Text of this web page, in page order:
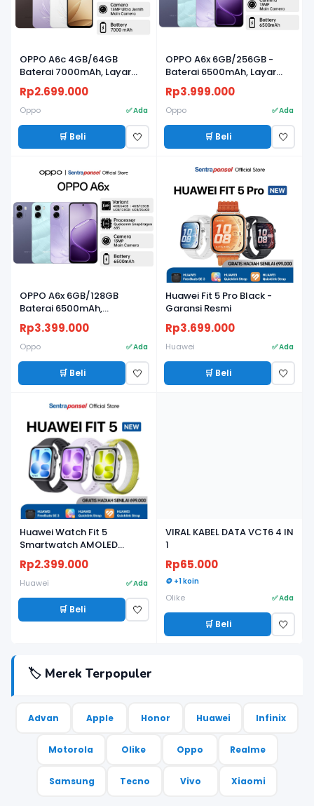
OPPO A6c 4GB/64GB
Baterai 7000mAh, Layar
120Hz
Rp2.699.000
Oppo ✅ Ada
🛒 Beli 🤍
OPPO A6x 6GB/256GB -
Baterai 6500mAh, Layar
120Hz & Snapdragon 685
Rp3.999.000
Oppo ✅ Ada
🛒 Beli 🤍
OPPO A6x 6GB/128GB
Baterai 6500mAh,
Snapdragon 685, Layar
120Hz, IP64 - Garansi Resmi
Rp3.399.000
Oppo ✅ Ada
🛒 Beli 🤍
Huawei Fit 5 Pro Black -
Garansi Resmi
Rp3.699.000
Huawei ✅ Ada
🛒 Beli 🤍
Huawei Watch Fit 5
Smartwatch AMOLED
Ringan, Baterai Tahan
Lama, Fitness & Health
Tracker - Garansi Resmi
Rp2.399.000
Huawei ✅ Ada
🛒 Beli 🤍
VIRAL KABEL DATA VCT6 4 IN
1
Rp65.000
🪙 +1 koin
Olike ✅ Ada
🛒 Beli 🤍
🏷️ Merek Terpopuler
Advan Apple Honor Huawei Infinix
Motorola Olike Oppo Realme
Samsung Tecno Vivo Xiaomi